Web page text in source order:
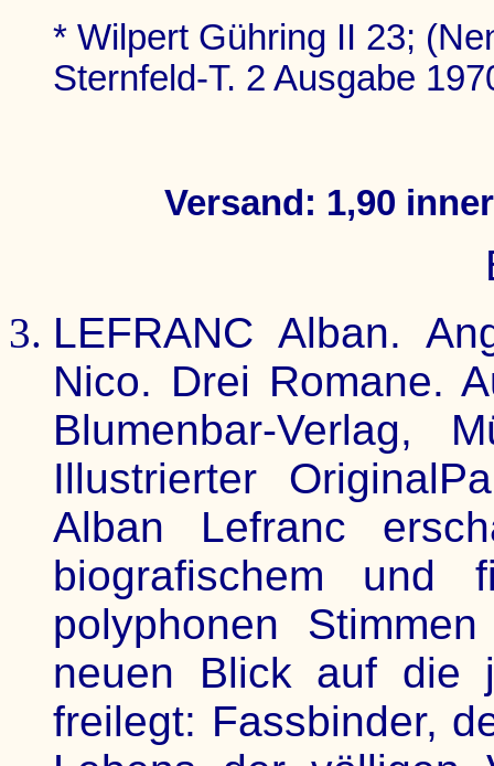
* Wilpert Gühring II 23;
Sternfeld-T. 2 Ausgabe
Versand: 1,90
LEFRANC Alban.
Nico. Drei Romane.
Blumenbar-Verlag,
Illustrierter
Alban Lefranc
biografischem und
polyphonen
neuen Blick auf die
freilegt: Fassbinder,